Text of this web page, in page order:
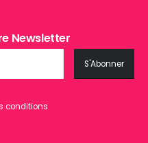
Newsletter
conditions